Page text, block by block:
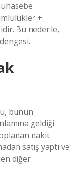
+
Bu nedenle,
bunun
geldiği
nakit
satış yaptı ve
diğer